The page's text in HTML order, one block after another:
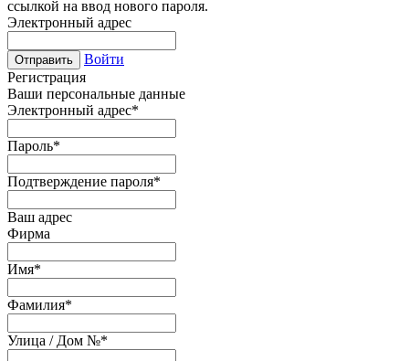
ссылкой на ввод нового пароля.
Электронный адрес
Отправить
Войти
Регистрация
Ваши персональные данные
Электронный адрес*
Пароль*
Подтверждение пароля*
Ваш адрес
Фирма
Имя*
Фамилия*
Улица / Дом №*